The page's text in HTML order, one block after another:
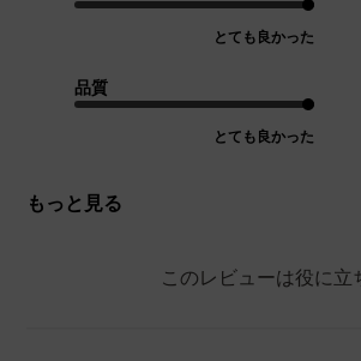
とても良かった
品質
とても良かった
もっと見る
このレビューは役に立